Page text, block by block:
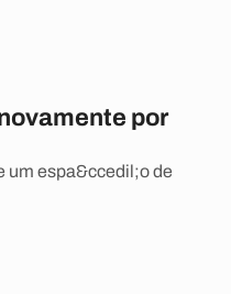
por
um espa&ccedil;o de